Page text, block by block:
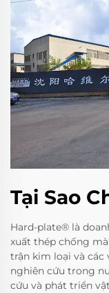
Tại Sao
Hard-plate® là
xuất thép chống
trận kim loại và các
nghiên cứu trong
cứu và phát triển